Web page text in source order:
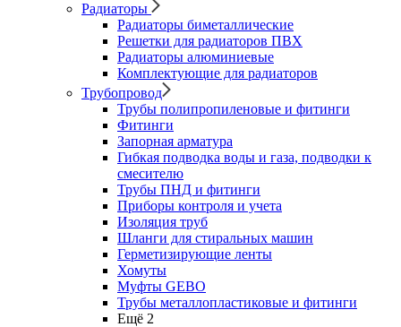
Радиаторы
Радиаторы биметаллические
Решетки для радиаторов ПВХ
Радиаторы алюминиевые
Комплектующие для радиаторов
Трубопровод
Трубы полипропиленовые и фитинги
Фитинги
Запорная арматура
Гибкая подводка воды и газа, подводки к
смесителю
Трубы ПНД и фитинги
Приборы контроля и учета
Изоляция труб
Шланги для стиральных машин
Герметизирующие ленты
Хомуты
Муфты GEBO
Трубы металлопластиковые и фитинги
Ещё 2